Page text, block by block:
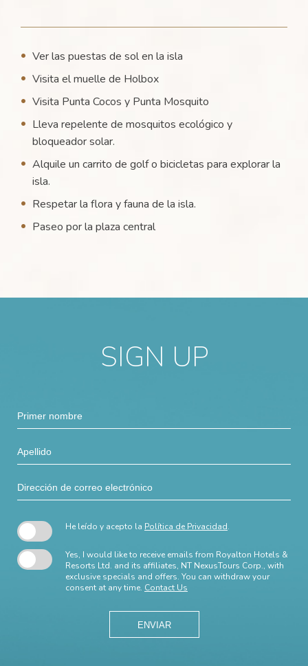
Ver las puestas de sol en la isla
Visita el muelle de Holbox
Visita Punta Cocos y Punta Mosquito
Lleva repelente de mosquitos ecológico y
bloqueador solar.
Alquile un carrito de golf o bicicletas para explorar la
isla.
Respetar la flora y fauna de la isla.
Paseo por la plaza central
SIGN UP
Hidden
Field
Primer
nombre
Apellido
Dirección
de
electrónico
He leído y acepto la Política de Privacidad.
Yes, I would like to receive emails from Royalton Hotels &
Resorts Ltd. and its affiliates, NT NexusTours Corp., with
exclusive specials and offers. You can withdraw your
consent at any time. Contact Us
ENVIAR